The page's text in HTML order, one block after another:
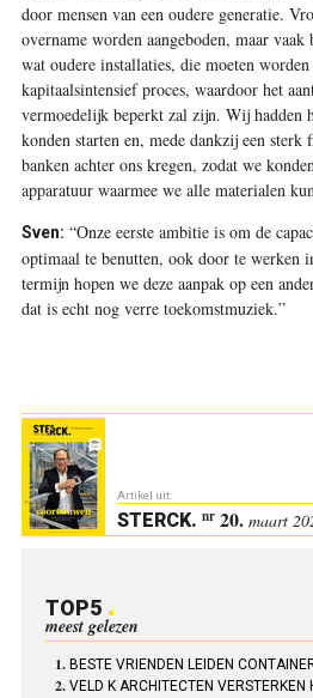
door mensen van een oudere generatie.
overname worden aangeboden, maar
wat oudere installaties, die moeten
kapitaalsintensief proces, waardoor het
vermoedelijk beperkt zal zijn. Wij hadden
konden starten en, mede dankzij een sterk
banken achter ons kregen, zodat we
apparatuur waarmee we alle materialen
Sven: “Onze eerste ambitie is om de
optimaal te benutten, ook door te werken
termijn hopen we deze aanpak op een
dat is echt nog verre toekomstmuziek.”
Artikel uit:
STERCK. nr20. maart
TOP5
meest gelezen
BESTE VRIENDEN LEIDEN
VELD K ARCHITECTEN VERSTERKEN